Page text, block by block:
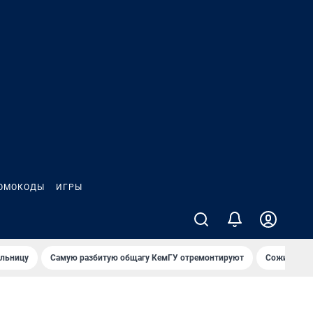
ИГРЫ
Самую разбитую общагу КемГУ отремонтируют